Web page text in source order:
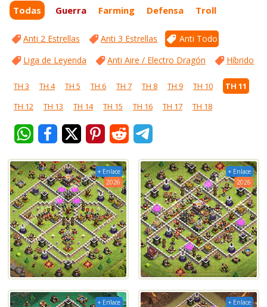
Todas Guerra Farming Defensa Troll
Anti 2 Estrellas Anti 3 Estrellas
Anti Todo
Liga de Leyenda
Anti Aire / Electro Dragón Híbrido
TH 3 TH 4 TH 5 TH 6 TH 7 TH 8 TH 9 TH 10
TH 11
TH 12
TH 13 TH 14 TH 15 TH 16 TH 17 TH 18
+ Enlace
2026
+ Enlace
2026
+ Enlace
+ Enlace